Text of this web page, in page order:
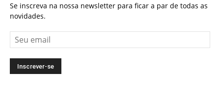
Se inscreva na nossa newsletter para ficar a par de todas as
novidades.